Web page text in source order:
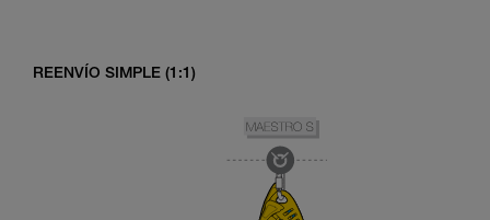
REENVÍO SIMPLE (1:1)